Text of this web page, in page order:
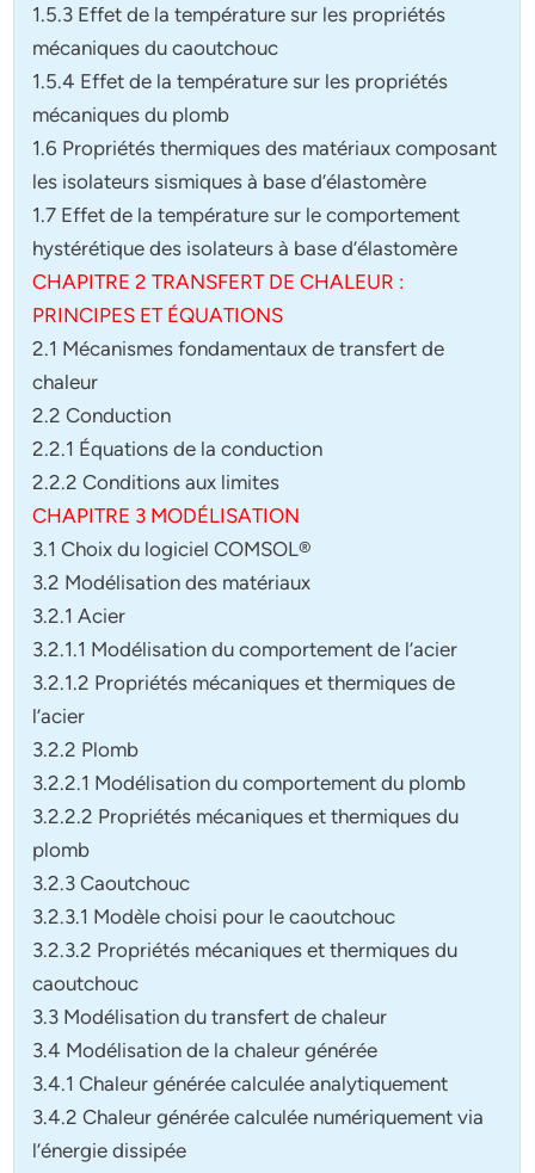
1.5.3 Effet de la température sur les propriétés
mécaniques du caoutchouc
1.5.4 Effet de la température sur les propriétés
mécaniques du plomb
1.6 Propriétés thermiques des matériaux composant
les isolateurs sismiques à base d’élastomère
1.7 Effet de la température sur le comportement
hystérétique des isolateurs à base d’élastomère
CHAPITRE 2 TRANSFERT DE CHALEUR :
PRINCIPES ET ÉQUATIONS
2.1 Mécanismes fondamentaux de transfert de
chaleur
2.2 Conduction
2.2.1 Équations de la conduction
2.2.2 Conditions aux limites
CHAPITRE 3 MODÉLISATION
3.1 Choix du logiciel COMSOL®
3.2 Modélisation des matériaux
3.2.1 Acier
3.2.1.1 Modélisation du comportement de l’acier
3.2.1.2 Propriétés mécaniques et thermiques de
l’acier
3.2.2 Plomb
3.2.2.1 Modélisation du comportement du plomb
3.2.2.2 Propriétés mécaniques et thermiques du
plomb
3.2.3 Caoutchouc
3.2.3.1 Modèle choisi pour le caoutchouc
3.2.3.2 Propriétés mécaniques et thermiques du
caoutchouc
3.3 Modélisation du transfert de chaleur
3.4 Modélisation de la chaleur générée
3.4.1 Chaleur générée calculée analytiquement
3.4.2 Chaleur générée calculée numériquement via
l’énergie dissipée